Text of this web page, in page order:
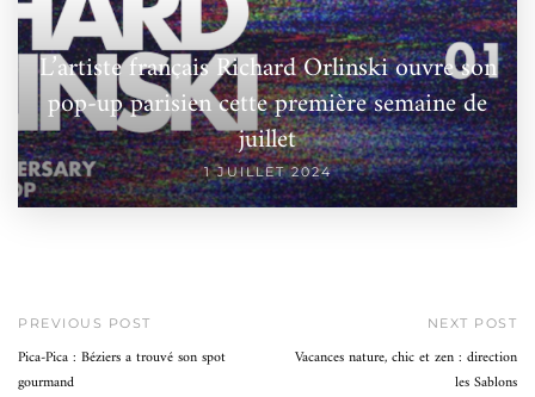
L’artiste français Richard Orlinski ouvre son
pop-up parisien cette première semaine de
juillet
1 JUILLET 2024
PREVIOUS POST
Pica-Pica : Béziers a trouvé son spot
gourmand
NEXT POST
Vacances nature, chic et zen : direction
les Sablons